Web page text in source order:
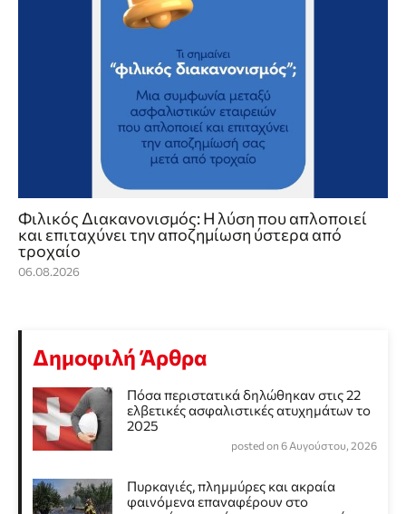
Φιλικός Διακανονισμός: Η λύση που απλοποιεί
και επιταχύνει την αποζημίωση ύστερα από
τροχαίο
06.08.2026
Δημοφιλή Άρθρα
Πόσα περιστατικά δηλώθηκαν στις 22
ελβετικές ασφαλιστικές ατυχημάτων το
2025
posted on 6 Αυγούστου, 2026
Πυρκαγιές, πλημμύρες και ακραία
φαινόμενα επαναφέρουν στο